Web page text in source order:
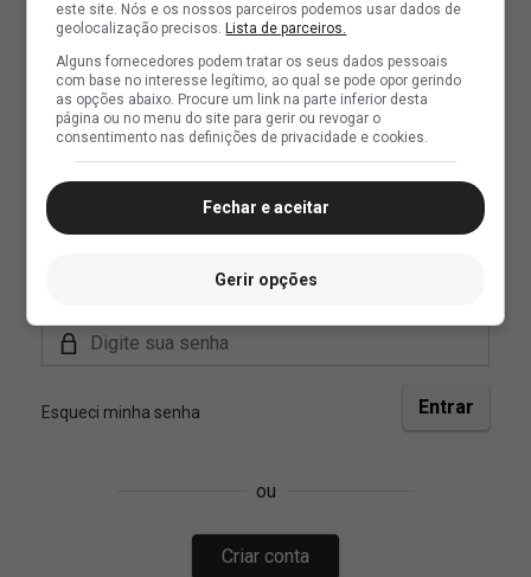
este site. Nós e os nossos parceiros podemos usar dados de
geolocalização precisos. Lista de parceiros.
Alguns fornecedores podem tratar os seus dados pessoais
com base no interesse legítimo, ao qual se pode opor gerindo
as opções abaixo. Procure um link na parte inferior desta
página ou no menu do site para gerir ou revogar o
consentimento nas definições de privacidade e cookies.
Fechar e aceitar
Gerir opções